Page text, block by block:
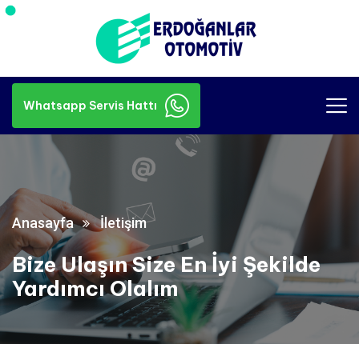
Whatsapp Servis Hattı
Whatsapp Servis Hattı
Anasayfa İletişim
Bize Ulaşın Size En İyi Şekilde
Yardımcı Olalım